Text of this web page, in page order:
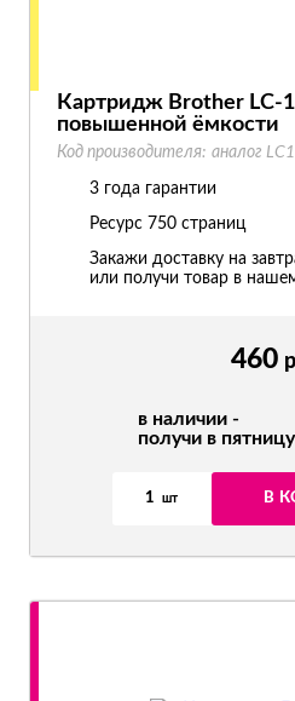
460
в наличии -
получи в пятницу
1 шт В
Картридж Brother LC-
повышенной ёмкости
Код производителя: аналог
3 года гарантии
Ресурс 750 страниц
Закажи доставку на
или получи товар в